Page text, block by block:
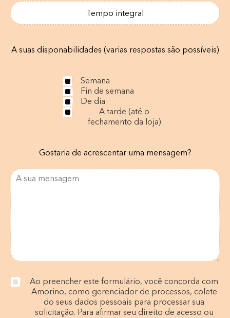
Tempo integral
A suas disponabilidades (varias respostas são possíveis)
Semana
Fin de semana
De dia
A tarde (até o
fechamento da loja)
Gostaria de acrescentar uma mensagem?
Ao preencher este formulário, você concorda com
Amorino, como gerenciador de processos, colete
do seus dados pessoais para processar sua
solicitação. Para afirmar seu direito de acesso ou